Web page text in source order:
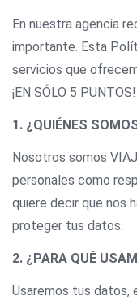
En nuestra agencia
importante. Esta
servicios que
¡EN SÓLO 5 PUNTOS!
1. ¿QUIÉNES
Nosotros somos
personales como
quiere decir que nos
proteger tus datos.
2. ¿PARA QUÉ
Usaremos tus datos,